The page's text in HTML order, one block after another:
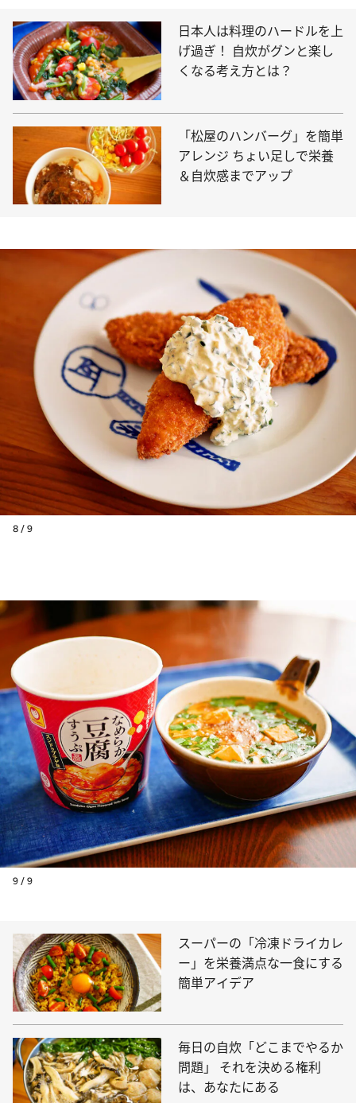
日本人は料理のハードルを上
げ過ぎ！ 自炊がグンと楽し
くなる考え方とは？
「松屋のハンバーグ」を簡単
アレンジ ちょい足しで栄養
＆自炊感までアップ
8 / 9
9 / 9
スーパーの「冷凍ドライカレ
ー」を栄養満点な一食にする
簡単アイデア
毎日の自炊「どこまでやるか
問題」 それを決める権利
は、あなたにある